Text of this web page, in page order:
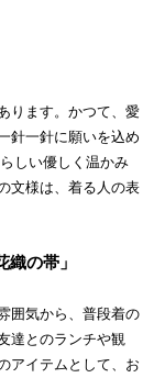
ります。かつて、愛
針一針に願いを込め
しい優しく温かみ
文様は、着る人の表
の帯」
囲気から、普段着の
達とのランチや観
アイテムとして、お